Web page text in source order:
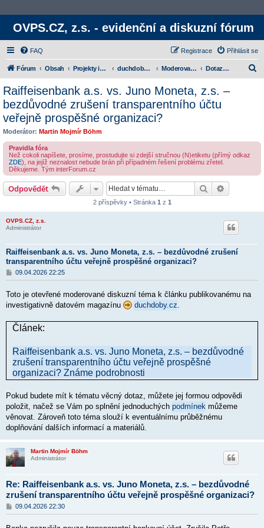
OVPS.CZ, z.s. - evidenční a diskuzní fórum
FAQ Přihlásit se
Registrace
Fórum Obsah Projekty iniciativy duchdoby.cz & OVPS.CZ, z.s. Moderované kategorie Dotazy autorům jednotlivých konkrétních publikovaných článků
Raiffeisenbank a.s. vs. Juno Moneta, z.s. –
bezdůvodné zrušení transparentního účtu
veřejně prospěšné organizaci?
Moderátor: Martin Mojmír Böhm
Pravidla fóra
Než cokoli napíšete, prosíme, prostudujte si zdejší stručnou (N)etiketu (přímý odkaz
ZDE), na jejíž neznalost nebude brán při případném řešení problému zřetel.
Děkujeme. Tým interForum.cz
Odpovědět Hledat
2 příspěvky • Stránka 1 z 1
OVPS.CZ, z.s.
Administrátor
Raiffeisenbank a.s. vs. Juno Moneta, z.s. – bezdůvodné zrušení
transparentního účtu veřejně prospěšné organizaci?
P
ř
s
p
ě
e
k
09.04.2026 22:25
Toto je otevřené moderované diskuzní téma k článku publikovanému na
investigativně datovém magazínu
duchdoby.cz
Článek:
Raiffeisenbank a.s. vs. Juno Moneta, z.s. – bezdůvodné
zrušení transparentního účtu veřejně prospěšné
organizaci? Známe podrobnosti
Pokud budete mít k tématu věcný dotaz, můžete jej formou odpovědi
položit, načež se Vám po splnění jednoduchých podmínek můžeme
věnovat. Zároveň toto téma slouží k eventuálnímu průběžnému
doplňování dalších informací a materiálů.
Martin Mojmír Böhm
Administrátor
Re: Raiffeisenbank a.s. vs. Juno Moneta, z.s. – bezdůvodné
zrušení transparentního účtu veřejně prospěšné organizaci?
P
ř
09.04.2026 22:30